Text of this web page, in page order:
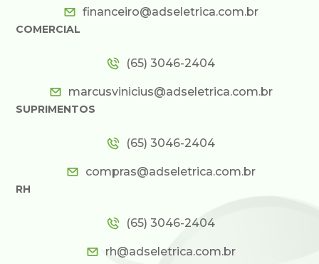
financeiro@adseletrica.com.br
COMERCIAL
(65) 3046-2404
marcusvinicius@adseletrica.com.br
SUPRIMENTOS
(65) 3046-2404
compras@adseletrica.com.br
RH
(65) 3046-2404
rh@adseletrica.com.br